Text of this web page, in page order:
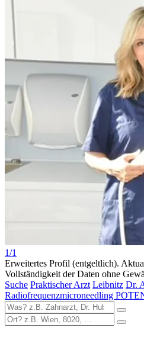
1/1
Erweitertes Profil (entgeltlich).
Vollständigkeit der Daten ohne
Suche Praktischer Arzt Leibnitz Dr.
Radiofrequenzmicroneedling